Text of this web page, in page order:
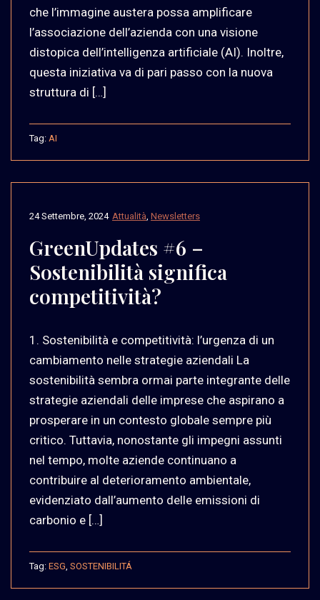
che l’immagine austera possa amplificare
l’associazione dell’azienda con una visione
distopica dell’intelligenza artificiale (AI). Inoltre,
questa iniziativa va di pari passo con la nuova
struttura di […]
Tag: AI
Attualità Newsletters
24 Settembre, 2024
GreenUpdates #6 –
Sostenibilità significa
competitività?
1. Sostenibilità e competitività: l’urgenza di un
cambiamento nelle strategie aziendali La
sostenibilità sembra ormai parte integrante delle
strategie aziendali delle imprese che aspirano a
prosperare in un contesto globale sempre più
critico. Tuttavia, nonostante gli impegni assunti
nel tempo, molte aziende continuano a
contribuire al deterioramento ambientale,
evidenziato dall’aumento delle emissioni di
carbonio e […]
Tag: ESG SOSTENIBILITÁ